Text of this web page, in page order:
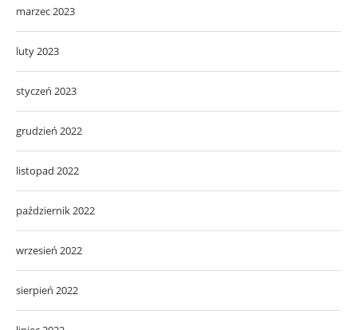
marzec 2023
luty 2023
styczeń 2023
grudzień 2022
listopad 2022
październik 2022
wrzesień 2022
sierpień 2022